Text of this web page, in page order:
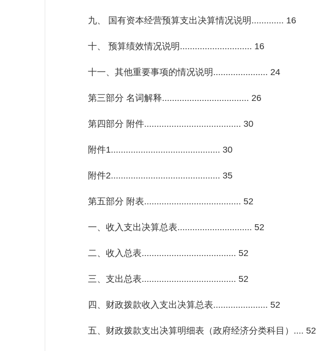
九、 国有资本经营预算支出决算情况说明............. 16
十、 预算绩效情况说明............................. 16
十一、其他重要事项的情况说明...................... 24
第三部分 名词解释................................... 26
第四部分 附件....................................... 30
附件1............................................ 30
附件2............................................ 35
第五部分 附表....................................... 52
一、收入支出决算总表.............................. 52
二、收入总表...................................... 52
三、支出总表...................................... 52
四、财政拨款收入支出决算总表...................... 52
五、财政拨款支出决算明细表（政府经济分类科目）.... 52